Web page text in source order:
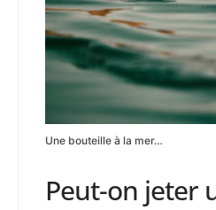
Une bouteille à la mer…
Peut-on jeter